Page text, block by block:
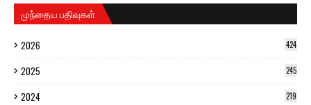
முந்தைய பதிவுகள்
2026 424
2025 245
2024
219